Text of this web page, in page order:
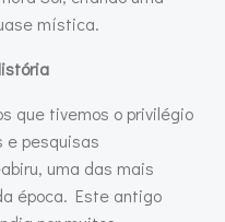
mística.
que tivemos o privilégio
e pesquisas
uma das mais
época. Este antigo